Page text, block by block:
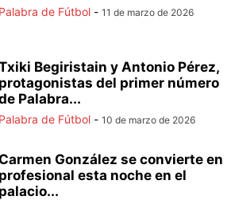
Palabra de Fútbol - 11 de marzo de 2026
Begiristain y Antonio Pérez,
protagonistas del primer número
Palabra...
Palabra de Fútbol - 10 de marzo de 2026
González se convierte en
profesional esta noche en el
palacio...